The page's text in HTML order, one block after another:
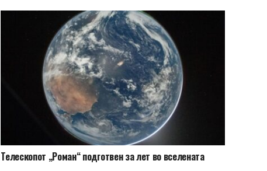
Телескопот „Роман“ подготвен за лет во вселената